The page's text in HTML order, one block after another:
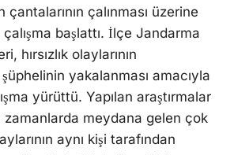
çalınması üzerine
başlattı. İlçe Jandarma
hırsızlık olaylarının
şüphelinin yakalanması amacıyla
yürüttü. Yapılan araştırmalar
zamanlarda meydana gelen çok
aynı kişi tarafından